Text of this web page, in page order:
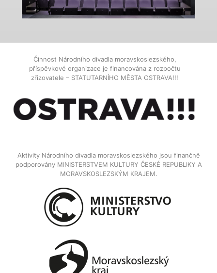
Činnost Národního divadla moravskoslezského,
příspěvkové organizace je financována z rozpočtu
zřizovatele – STATUTARNÍHO MĚSTA OSTRAVA!!!
Aktivity Národního divadla moravskoslezského jsou finančně
podporovány MINISTERSTVEM KULTURY ČESKÉ REPUBLIKY A
MORAVSKOSLEZSKÝM KRAJEM.